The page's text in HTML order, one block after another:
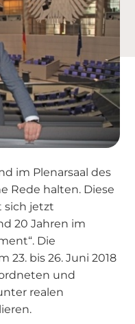
im Plenarsaal des
Rede halten. Diese
sich jetzt
20 Jahren im
Die
bis 26. Juni 2018
und
realen